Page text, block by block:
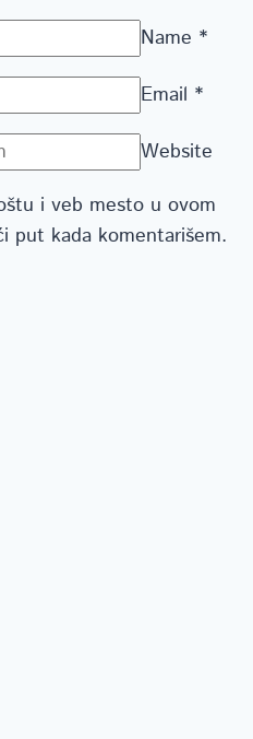
Name *
Email *
Website
i veb mesto u ovom
put kada komentarišem.